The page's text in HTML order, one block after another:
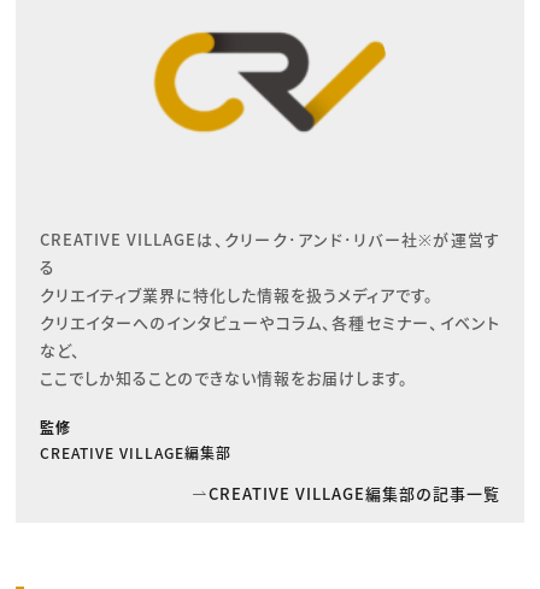
CREATIVE VILLAGEは、クリーク･アンド･リバー社※が運営す
る
クリエイティブ業界に特化した情報を扱うメディアです。
クリエイターへのインタビューやコラム、各種セミナー、イベント
など、
ここでしか知ることのできない情報をお届けします。
監修
CREATIVE VILLAGE編集部
CREATIVE VILLAGE編集部の記事一覧